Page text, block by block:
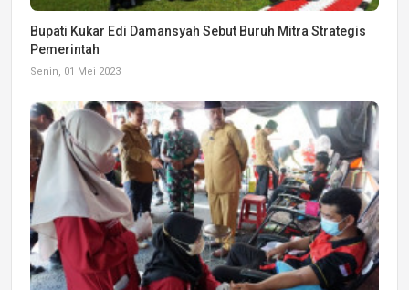
Bupati Kukar Edi Damansyah Sebut Buruh Mitra Strategis
Pemerintah
Senin, 01 Mei 2023